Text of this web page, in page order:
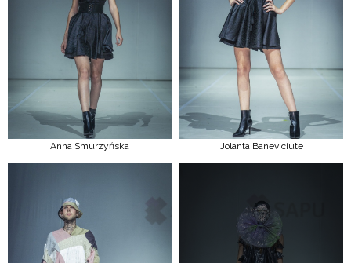
Anna Smurzyńska Jolanta Baneviciute